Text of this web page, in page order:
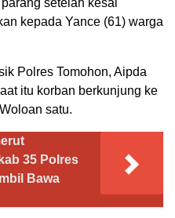
kepada Yance (61) warga
Polres Tomohon, Aipda
itu korban berkunjung ke
satu.
35 Polres
Bawa